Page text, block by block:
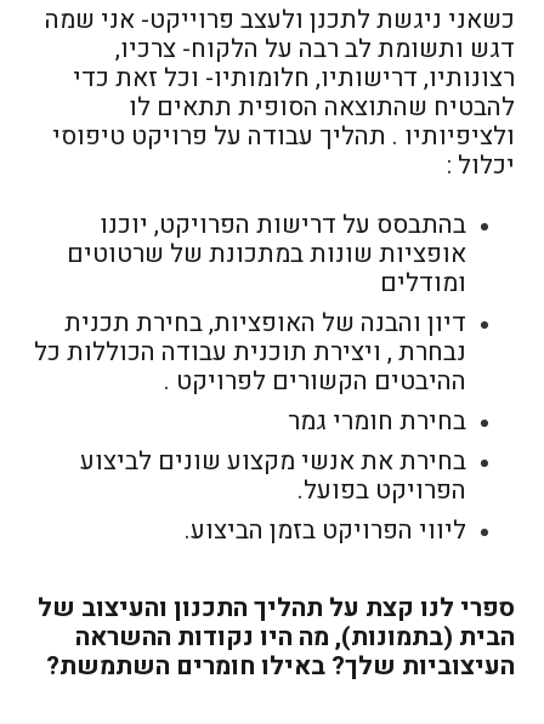
כשאני ניגשת לתכנן ולעצב פרוייקט- אני שמה
דגש ותשומת לב רבה על הלקוח- צרכיו,
רצונותיו, דרישותיו, חלומותיו- וכל זאת כדי
להבטיח שהתוצאה הסופית תתאים לו
ולציפיותיו . תהליך עבודה על פרויקט טיפוסי
יכלול :
בהתבסס על דרישות הפרויקט, יוכנו
אופציות שונות במתכונת של שרטוטים
ומודלים
דיון והבנה של האופציות, בחירת תכנית
נבחרת , ויצירת תוכנית עבודה הכוללות כל
ההיבטים הקשורים לפרויקט .
בחירת חומרי גמר
בחירת את אנשי מקצוע שונים לביצוע
הפרויקט בפועל.
ליווי הפרויקט בזמן הביצוע.
ספרי לנו קצת על תהליך התכנון והעיצוב של
הבית (בתמונות), מה היו נקודות ההשראה
העיצוביות שלך? באילו חומרים השתמשת?